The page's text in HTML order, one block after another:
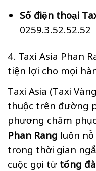
Số điện thoại
0259.3.52.52.52
4. Taxi Asia Phan
tiện lợi cho mọi
Taxi Asia (Taxi
thuộc trên đường
phương châm
Phan Rang luôn
trong thời gian
cuộc gọi từ tổng